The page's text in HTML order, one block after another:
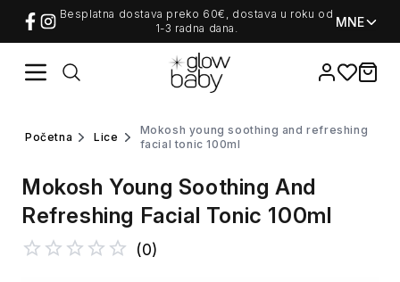
Besplatna dostava preko 60€, dostava u roku od
1-3 radna dana.
MNE
Favorites
items
početna lice
mokosh young soothing and refreshing
facial tonic 100ml
Mokosh Young Soothing And
Refreshing Facial Tonic 100ml
(0)